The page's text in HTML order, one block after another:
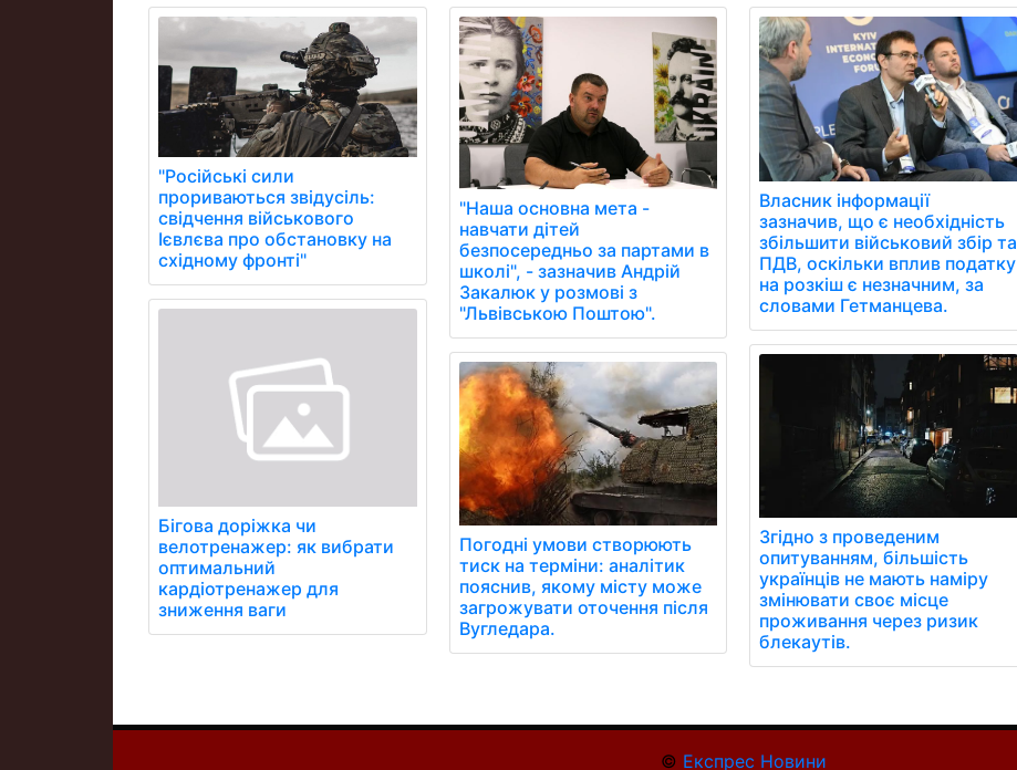
"Російські сили
прориваються звідусіль:
свідчення військового
Ієвлєва про обстановку на
східному фронті"
Бігова доріжка чи
велотренажер: як вибрати
оптимальний
кардіотренажер для
зниження ваги
"Наша основна мета -
навчати дітей
безпосередньо за партами в
школі", - зазначив Андрій
Закалюк у розмові з
"Львівською Поштою".
Погодні умови створюють
тиск на терміни: аналітик
пояснив, якому місту може
загрожувати оточення після
Вугледара.
Власник інформації
зазначив, що є необхідність
збільшити військовий збір та
ПДВ, оскільки вплив податку
на розкіш є незначним, за
словами Гетманцева.
Згідно з проведеним
опитуванням, більшість
українців не мають наміру
змінювати своє місце
проживання через ризик
блекаутів.
© Експрес Новини